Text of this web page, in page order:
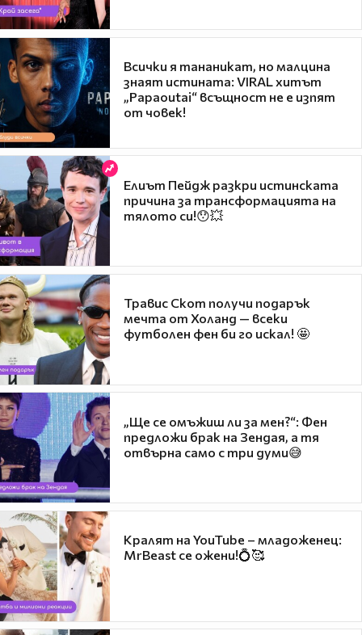
Всички я тананикат, но малцина
знаят истината: VIRAL хитът
„Papaoutai“ всъщност не е изпят
от човек!
Елиът Пейдж разкри истинската
причина за трансформацията на
тялото си!😯💥
Травис Скот получи подарък
мечта от Холанд — всеки
футболен фен би го искал! 🤩
„Ще се омъжиш ли за мен?“: Фен
предложи брак на Зендая, а тя
отвърна само с три думи😅
Кралят на YouTube – младоженец:
MrBeast се ожени!💍🥰